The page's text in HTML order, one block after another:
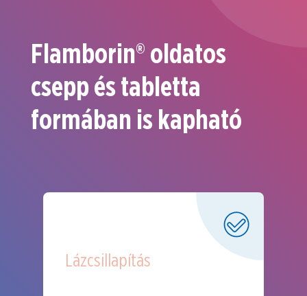
Flamborin® oldatos
csepp és tabletta
formában is kapható
Lázcsillapítás